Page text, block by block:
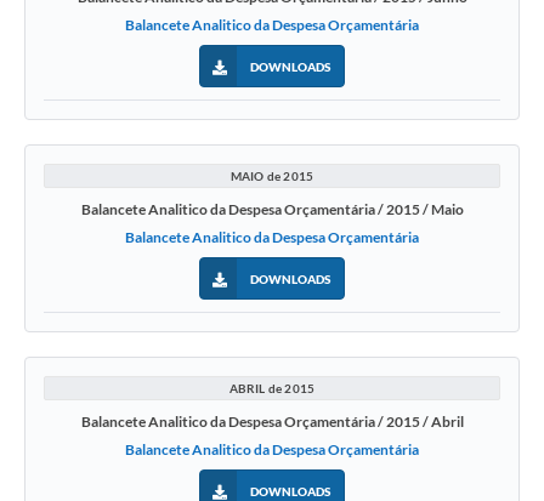
Balancete Analitico da Despesa Orçamentária
DOWNLOADS
MAIO de 2015
Balancete Analitico da Despesa Orçamentária / 2015 / Maio
Balancete Analitico da Despesa Orçamentária
DOWNLOADS
ABRIL de 2015
Balancete Analitico da Despesa Orçamentária / 2015 / Abril
Balancete Analitico da Despesa Orçamentária
DOWNLOADS